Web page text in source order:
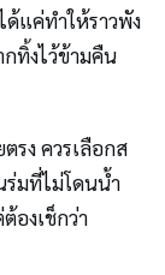
ด้แค่ทำให้ราวพัง
ทิ้งไว้ข้ามคืน
รง ควรเลือกส
มที่ไม่โดนน้ำ
องเช็กว่า